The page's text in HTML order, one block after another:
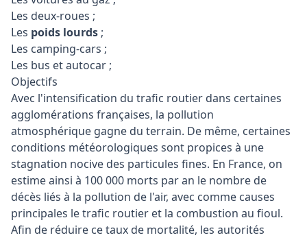
Les deux-roues ;
Les poids lourds ;
Les camping-cars ;
Les bus et autocar ;
Objectifs
Avec l'intensification du trafic routier dans certaines
agglomérations françaises, la pollution
atmosphérique gagne du terrain. De même, certaines
conditions météorologiques sont propices à une
stagnation nocive des particules fines. En France, on
estime ainsi à 100 000 morts par an le nombre de
décès liés à la pollution de l'air, avec comme causes
principales le trafic routier et la combustion au fioul.
Afin de réduire ce taux de mortalité, les autorités